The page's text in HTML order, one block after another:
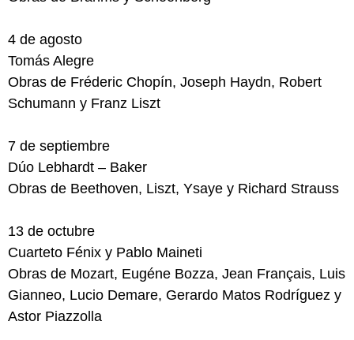
4 de agosto
Tomás Alegre
Obras de Fréderic Chopín, Joseph Haydn, Robert
Schumann y Franz Liszt
7 de septiembre
Dúo Lebhardt – Baker
Obras de Beethoven, Liszt, Ysaye y Richard Strauss
13 de octubre
Cuarteto Fénix y Pablo Maineti
Obras de Mozart, Eugéne Bozza, Jean Français, Luis
Gianneo, Lucio Demare, Gerardo Matos Rodríguez y
Astor Piazzolla